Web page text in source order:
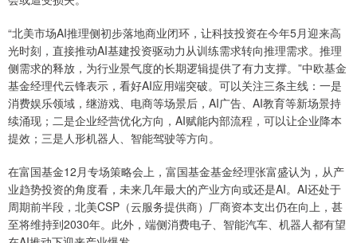
“北美市场AI推理侧初步落地商业闭环，让科技投资在今年5月迎来高
光时刻，直接推动AI基建投资驱动力从训练需求转向推理需求。推理
侧需求的释放，为行业景气度的长期逻辑提供了有力支撑。”中欧基金
基金经理代云锋表示，看好AI应用端突破。可以关注三条主线：一是
消费娱乐领域，继游戏、电商等场景后，AI广告、AI教育等新场景持
续涌现；二是企业经营优化方向，AI赋能内部流程，可以让企业降本
提效；三是人形机器人、智能驾驶等方向。
在富国基金12月专场策略会上，富国基金基金经理张富盛认为，从产
业趋势投资的角度看，未来几年最大的产业方向或还是AI。AI还处于
周期前半段，北美CSP（云服务提供商）厂商资本支出仍在向上，甚
至将维持到2030年。此外，端侧消费电子、智能汽车、机器人都有望